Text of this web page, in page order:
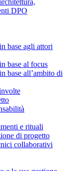
DPO
base agli attori
base al focus
base all’ambito di
e rituali
di progetto
collaborativi